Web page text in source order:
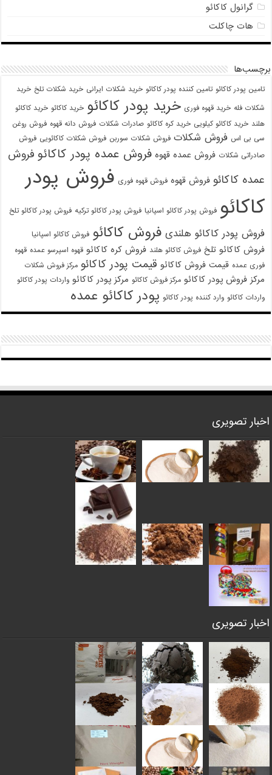
گرانول کاکائو
هات چاکلت
برچسب‌ها
تامین پودر کاکائو تامین کننده پودر کاکائو خرید شکلات ایرانی خرید شکلات تلخ خرید
شکلات فله خرید قهوه فوری خرید پودر کاکائو خرید کاکائو خرید کاکائو
هلند خرید کاکائو کیلویی خرید کره کاکائو صادرات شکلات فروش دانه قهوه فروش روغن
سی بی اس فروش شکلات فروش شکلات سوربن فروش شکلات کاکائویی فروش
صادراتی شکلات فروش عمده قهوه فروش عمده پودر کاکائو فروش
عمده کاکائو فروش قهوه فروش قهوه فوری فروش پودر
کاکائو فروش پودر کاکائو اسپانیا فروش پودر کاکائو ترکیه فروش پودر کاکائو تلخ
فروش پودر کاکائو هلندی فروش کاکائو فروش کاکائو اسپانیا
فروش کاکائو تلخ فروش کاکائو هلند فروش کره کاکائو قهوه اسپرسو عمده قهوه
فوری عمده قیمت فروش کاکائو قیمت پودر کاکائو مرکز فروش شکلات
مرکز فروش پودر کاکائو مرکز فروش کاکائو مرکز پودر کاکائو واردات پودر کاکائو
واردات کاکائو وارد کننده پودر کاکائو پودر کاکائو عمده
اخبار تصویری
اخبار تصویری